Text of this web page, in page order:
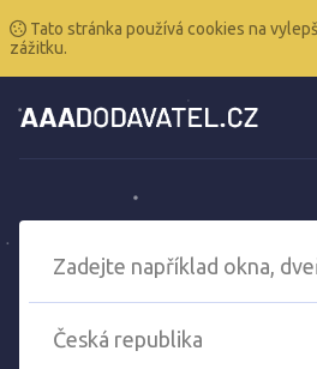
Tato stránka používá cookies na
zážitku.